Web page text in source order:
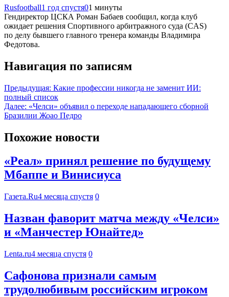
Rusfootball1 год спустя01 минуты
Гендиректор ЦСКА Роман Бабаев сообщил, когда клуб
ожидает решения Спортивного арбитражного суда (CAS)
по делу бывшего главного тренера команды Владимира
Федотова.
Навигация по записям
Предыдущая: Какие профессии никогда не заменит ИИ:
полный список
Далее: «Челси» объявил о переходе нападающего сборной
Бразилии Жоао Педро
Похожие новости
«Реал» принял решение по будущему
Мбаппе и Винисиуса
Газета.Ru4 месяца спустя 0
Назван фаворит матча между «Челси»
и «Манчестер Юнайтед»
Lenta.ru4 месяца спустя 0
Сафонова признали самым
трудолюбивым российским игроком